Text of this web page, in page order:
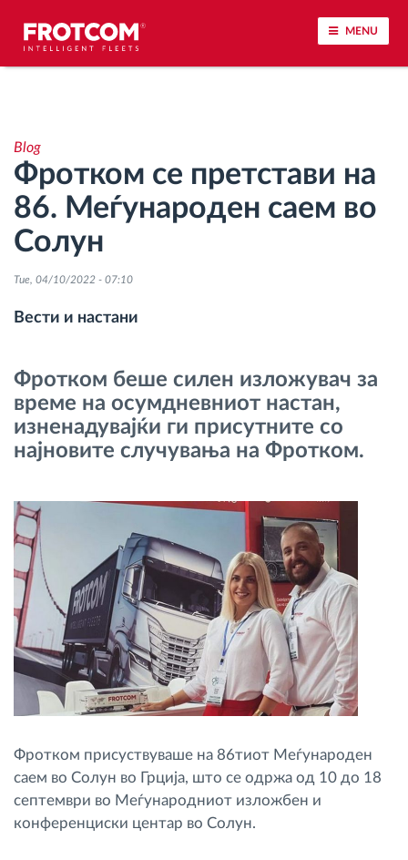
MENU
Анализа на возачкото однесување
Следење на времетраењето на возењето
Управување со работната сила
датотеки
Контрола на пристап
Управување со горивото
Автоматска идентификација на возачите
Откријте ги сите можности
Како ја решаваме
Blog
Фротком се претстави на
86. Меѓународен саем во
Солун
Tue, 04/10/2022 - 07:10
Вести и настани
Фротком беше силен изложувач за
време на осумдневниот настан,
изненадувајќи ги присутните со
најновите случувања на Фротком.
Фротком присуствуваше на 86тиот Меѓународен
саем во Солун во Грција, што се одржа од 10 до 18
септември во Меѓународниот изложбен и
конференциски центар во Солун.